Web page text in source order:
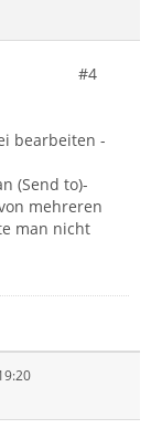
#4
bearbeiten -
(Send to)-
mehreren
man nicht